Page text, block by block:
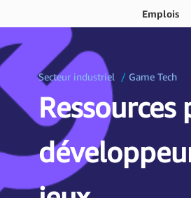
Emplois
Secteur industriel Game Tech
Ressources